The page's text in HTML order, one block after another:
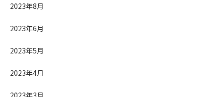
2023年8月
2023年6月
2023年5月
2023年4月
2023年3月